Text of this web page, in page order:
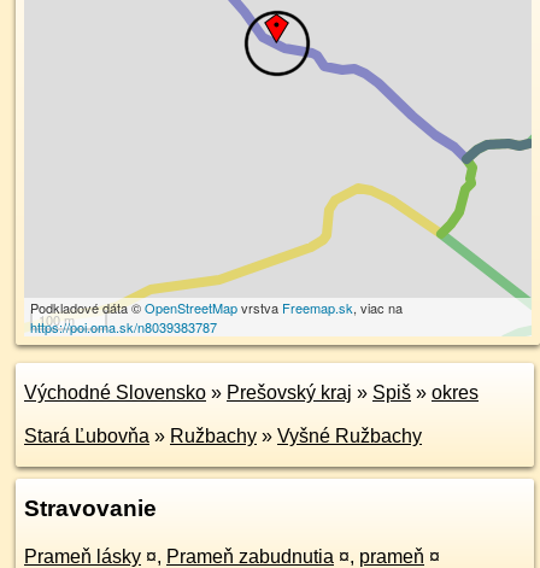
100 m
Podkladové dáta ©OpenStreetMapvrstva Freemap.sk, viac na
https://poi.oma.sk/n8039383787
Východné Slovensko » Prešovský kraj » Spiš » okres
Stará Ľubovňa » Ružbachy » Vyšné Ružbachy
Stravovanie
Prameň lásky ¤, Prameň zabudnutia ¤, prameň ¤